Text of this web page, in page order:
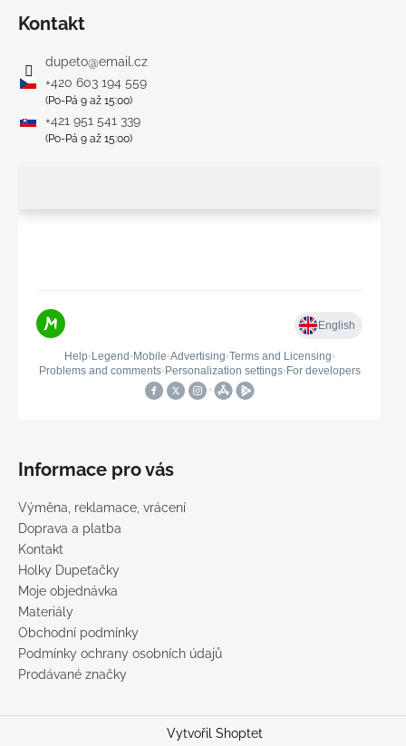
Kontakt
dupeto@email.cz
+420 603 194 559
(Po-Pá 9 až 15:00)
+421 951 541 339
(Po-Pá 9 až 15:00)
Informace pro vás
Výměna, reklamace, vrácení
Doprava a platba
Kontakt
Holky Dupeťačky
Moje objednávka
Materiály
Obchodní podmínky
Podmínky ochrany osobních údajů
Prodávané značky
Vytvořil Shoptet